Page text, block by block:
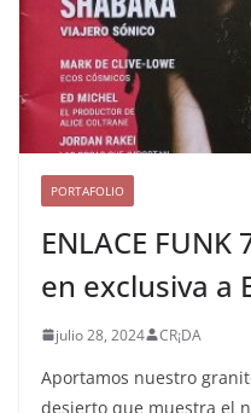
PORTAFOLIO
ENLACE
en exclusiva a
julio 28, 2024 CR¡DA
Aportamos nuestro
desierto que muestra el